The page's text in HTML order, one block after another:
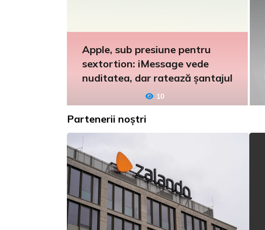
Apple, sub presiune pentru
sextortion: iMessage vede
nuditatea, dar ratează șantajul
10
Partenerii noștri